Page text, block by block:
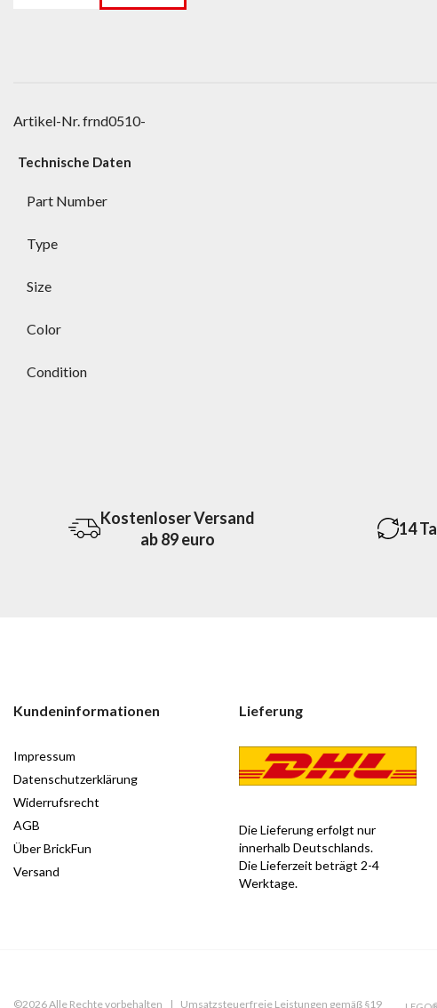
Artikel-Nr.frnd0510-
Technische Daten
Part Number
Type
Size
Color
Condition
Kostenloser Versand
ab 89 euro
14
Kundeninformationen
Impressum
Datenschutzerklärung
Widerrufsrecht
AGB
Über BrickFun
Versand
Lieferung
Die Lieferung erfolgt nur
innerhalb Deutschlands.
Die Lieferzeit beträgt 2-4
Werktage.
©️2026 Alle Rechte vorbehalten | Umsatzsteuerfreie Leistungen gemäß §19